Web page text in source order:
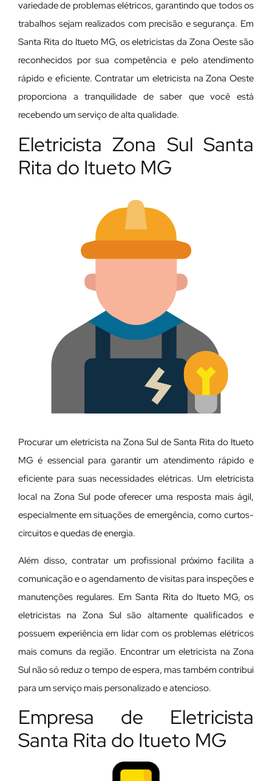
variedade de problemas elétricos, garantindo que todos os
trabalhos sejam realizados com precisão e segurança. Em
Santa Rita do Itueto MG, os eletricistas da Zona Oeste são
reconhecidos por sua competência e pelo atendimento
rápido e eficiente. Contratar um eletricista na Zona Oeste
proporciona a tranquilidade de saber que você está
recebendo um serviço de alta qualidade.
Eletricista Zona Sul Santa
Rita do Itueto MG
Procurar um eletricista na Zona Sul de Santa Rita do Itueto
MG é essencial para garantir um atendimento rápido e
eficiente para suas necessidades elétricas. Um eletricista
local na Zona Sul pode oferecer uma resposta mais ágil,
especialmente em situações de emergência, como curtos-
circuitos e quedas de energia.
Além disso, contratar um profissional próximo facilita a
comunicação e o agendamento de visitas para inspeções e
manutenções regulares. Em Santa Rita do Itueto MG, os
eletricistas na Zona Sul são altamente qualificados e
possuem experiência em lidar com os problemas elétricos
mais comuns da região. Encontrar um eletricista na Zona
Sul não só reduz o tempo de espera, mas também contribui
para um serviço mais personalizado e atencioso.
Empresa de Eletricista
Santa Rita do Itueto MG